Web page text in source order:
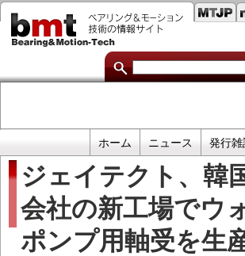
メ
イ
テ
ラ
イ
リ
ホーム ニュース 発行雑
ジェイテクト、韓
会社の新工場でウ
ポンプ用軸受を生